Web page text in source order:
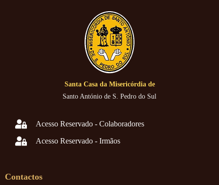
Santa Casa da Misericórdia de
Santo António de S. Pedro do Sul
Acesso Reservado - Colaboradores
Acesso Reservado - Irmãos
Contactos